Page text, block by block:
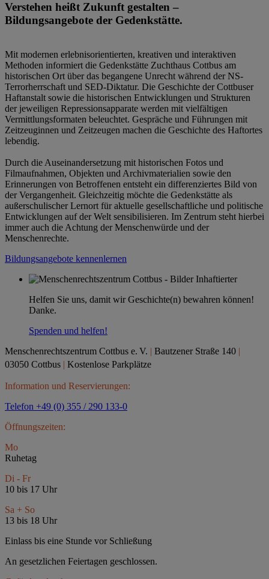
Verstehen heißt Zukunft gestalten –
Bildungsangebote der Gedenkstätte.
Mit modernen erlebnisorientierten, kreativen und interaktiven
Methoden informiert die Gedenkstätte Zuchthaus Cottbus am
historischen Ort über das begangene Unrecht während der NS-
Terrorherrschaft und SED-Diktatur. Die Geschichte der Cottbuser
Haftanstalt sowie die historischen Entwicklungen und Strukturen
der jeweiligen Repressionsapparate werden mit vielfältigen
Vermittlungsformaten beleuchtet. Gespräche und Führungen mit
Zeitzeuginnen und Zeitzeugen machen die Geschichte des Haftortes
lebendig.
Durch die Auseinandersetzung mit historischen Fotos und
Filmaufnahmen, Objekten und Archivmaterialien sowie den
Erinnerungen von Betroffenen entsteht ein differenziertes Bild von
der Vergangenheit. Gleichzeitig möchte die Gedenkstätte als
außerschulischer Lernort für aktuelle gesellschaftliche und politische
Entwicklungen auf der Welt sensibilisieren. Im Zentrum steht hierbei
immer auch die Achtung der Menschenwürde und der
Menschenrechte.
Bildungsangebote kennenlernen
Helfen Sie uns, damit wir Geschichte(n) bewahren können!
Danke.
Spenden und helfen!
Menschenrechtszentrum Cottbus e. V. | Bautzener Straße 140 |
03050 Cottbus | Kostenlose Parkplätze
Information und Reservierungen:
Telefon +49 (0) 355 / 290 133-0
Öffnungszeiten:
Mo
Ruhetag
Di - Fr
10 bis 17 Uhr
Sa + So
13 bis 18 Uhr
Einlass bis eine Stunde vor Schließung
An gesetzlichen Feiertagen geschlossen.